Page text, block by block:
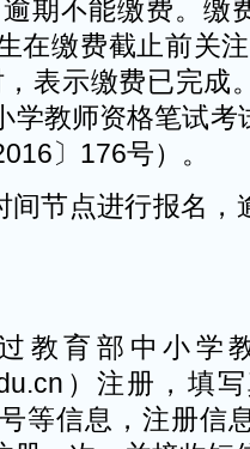
期不能缴费。缴
在缴费截止前关
表示缴费已完成
学教师资格笔试考
〕176号）。
间节点进行报名，
教育部中小学
）注册，填
等信息，注册信